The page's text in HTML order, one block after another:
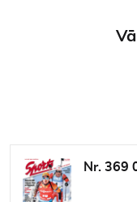
Nr. 369